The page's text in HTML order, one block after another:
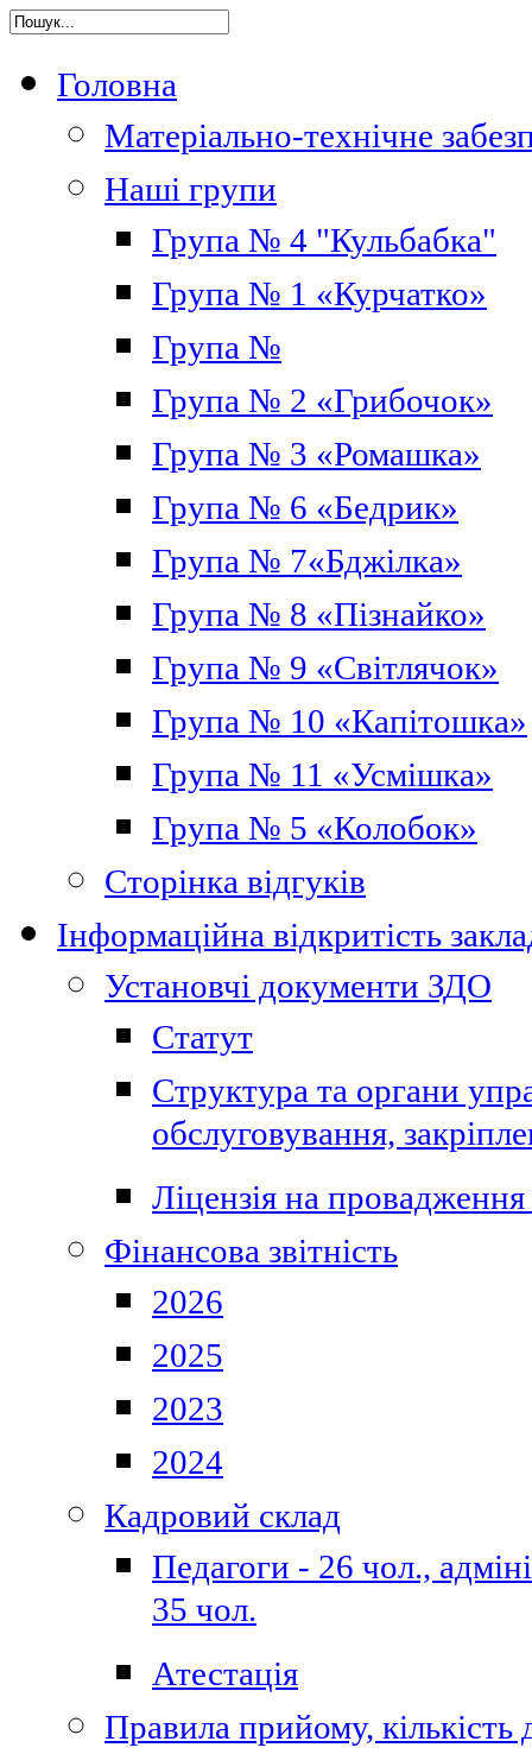
Головна
Матеріально-технічне
Наші групи
Група № 4 "Кульбабка"
Група № 1 «Курчатко»
Група №
Група № 2 «Грибочок»
Група № 3 «Ромашка»
Група № 6 «Бедрик»
Група № 7«Бджілка»
Група № 8 «Пізнайко»
Група № 9 «Світлячок»
Група № 10 «Капітошка»
Група № 11 «Усмішка»
Група № 5 «Колобок»
Сторінка відгуків
Інформаційна відкритість
Установчі документи ЗДО
Статут
Структура та органи
обслуговування,
Ліцензія на провадження
Фінансова звітність
2026
2025
2023
2024
Кадровий склад
Педагоги - 26 чол.,
35 чол.
Атестація
Правила прийому, кількість